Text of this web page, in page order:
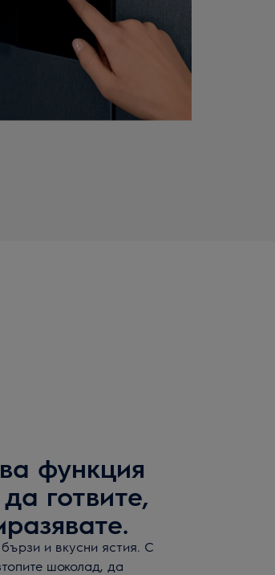
функция
готвите,
и вкусни ястия. С
шоколад, да